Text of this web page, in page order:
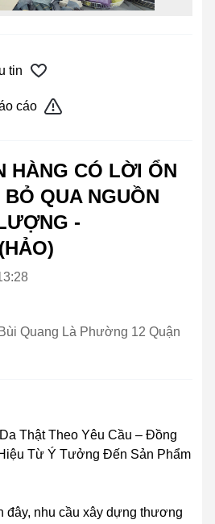
tin
cáo
HÀNG CÓ LỜI ỔN
QUA NGUỒN
-
Quang Là Phường 12 Quận
Thật Theo Yêu Cầu – Đồng
Từ Ý Tưởng Đến Sản Phẩm
đây, nhu cầu xây dựng thương